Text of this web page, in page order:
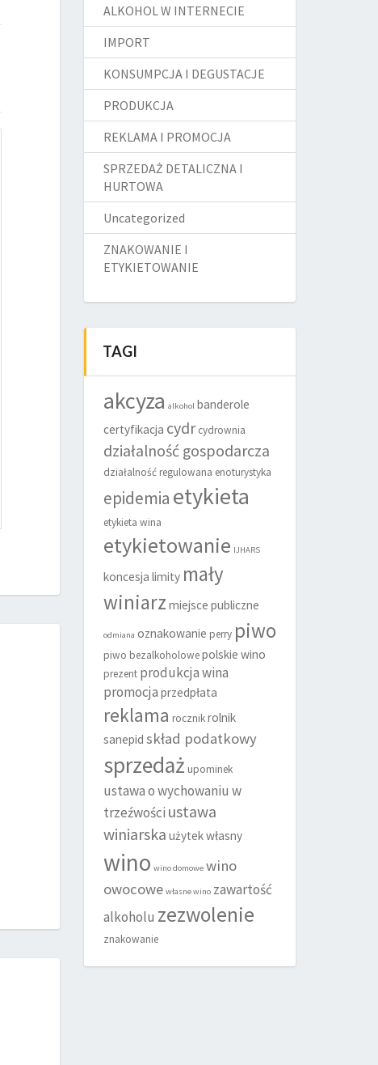
ALKOHOL W INTERNECIE
IMPORT
KONSUMPCJA I DEGUSTACJE
PRODUKCJA
REKLAMA I PROMOCJA
SPRZEDAŻ DETALICZNA I
HURTOWA
Uncategorized
ZNAKOWANIE I
ETYKIETOWANIE
TAGI
akcyza alkohol banderole
certyfikacja cydr cydrownia
działalność gospodarcza
działalność regulowana enoturystyka
epidemia etykieta
etykieta wina
etykietowanie IJHARS
koncesja limity mały
winiarz miejsce publiczne
odmiana oznakowanie perry piwo
piwo bezalkoholowe polskie wino
prezent produkcja wina
promocja przedpłata
reklama rocznik rolnik
sanepid skład podatkowy
sprzedaż upominek
ustawa o wychowaniu w
trzeźwości ustawa
winiarska użytek własny
wino wino domowe wino
owocowe własne wino zawartość
alkoholu zezwolenie
znakowanie